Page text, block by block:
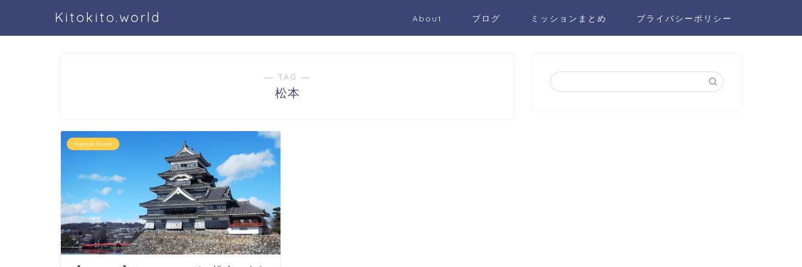
Kitokito.world About ブログ ミッションまとめ プライバシーポリシー
― TAG ―
松本
Ingress Event